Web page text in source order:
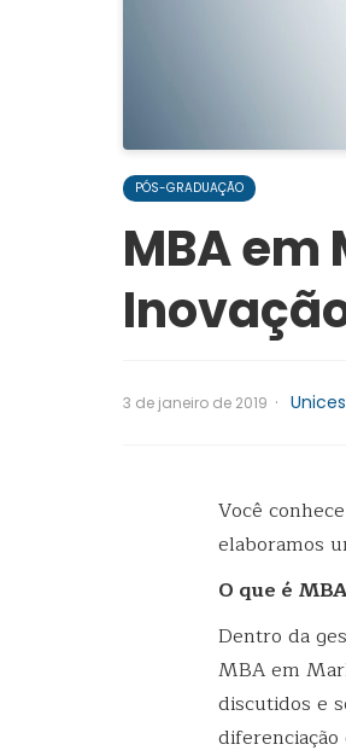
PÓS-GRADUAÇÃO
MBA
3 de janeiro de 2019 ·
Você
elaboramos
O que é
Dentro da
MBA em
discutidos e